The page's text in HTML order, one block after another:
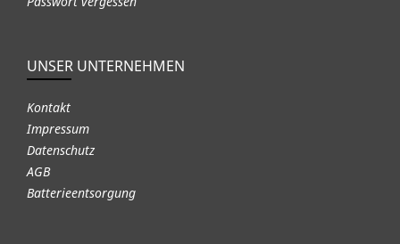
UNSER UNTERNEHMEN
Kontakt
Impressum
Datenschutz
AGB
Batterieentsorgung